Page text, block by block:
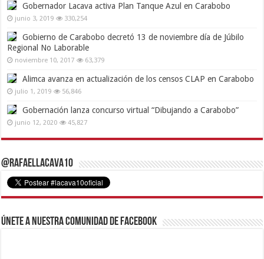
Gobernador Lacava activa Plan Tanque Azul en Carabobo
junio 3, 2019 330,254
Gobierno de Carabobo decretó 13 de noviembre día de Júbilo
Regional No Laborable
noviembre 10, 2017 63,379
Alimca avanza en actualización de los censos CLAP en Carabobo
julio 1, 2019 56,846
Gobernación lanza concurso virtual “Dibujando a Carabobo”
junio 12, 2020 45,827
@RafaelLacava10
Únete a nuestra comunidad de Facebook